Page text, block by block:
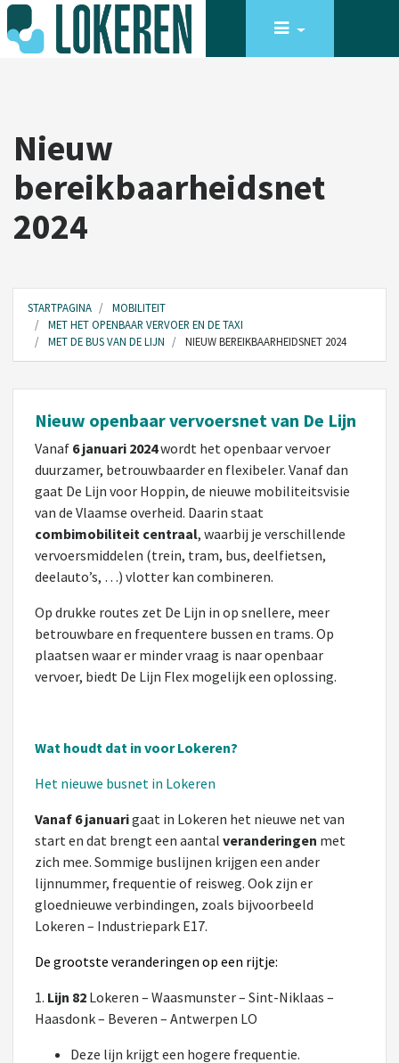
Nieuw
bereikbaarheidsnet
2024
STARTPAGINA
MOBILITEIT
MET HET OPENBAAR VERVOER EN DE TAXI
MET DE BUS VAN DE LIJN
NIEUW BEREIKBAARHEIDSNET 2024
Nieuw openbaar vervoersnet van De Lijn
Vanaf 6 januari 2024wordt het openbaar vervoer
duurzamer, betrouwbaarder en flexibeler. Vanaf dan
gaat De Lijn voor Hoppin, de nieuwe mobiliteitsvisie
van de Vlaamse overheid. Daarin staat
combimobiliteit centraal, waarbij je verschillende
vervoersmiddelen (trein, tram, bus, deelfietsen,
deelauto’s, …) vlotter kan combineren.
Op drukke routes zet De Lijn in op snellere, meer
betrouwbare en frequentere bussen en trams. Op
plaatsen waar er minder vraag is naar openbaar
vervoer, biedt De Lijn Flex mogelijk een oplossing.
Wat houdt dat in voor Lokeren?
Het nieuwe busnet in Lokeren
Vanaf 6 januarigaat in Lokeren het nieuwe net van
start en dat brengt een aantal veranderingen met
zich mee. Sommige buslijnen krijgen een ander
lijnnummer, frequentie of reisweg. Ook zijn er
gloednieuwe verbindingen, zoals bijvoorbeeld
Lokeren – Industriepark E17.
De grootste veranderingen op een rijtje:
1. Lijn 82 Lokeren – Waasmunster – Sint-Niklaas –
Haasdonk – Beveren – Antwerpen LO
Deze lijn krijgt een hogere frequentie.